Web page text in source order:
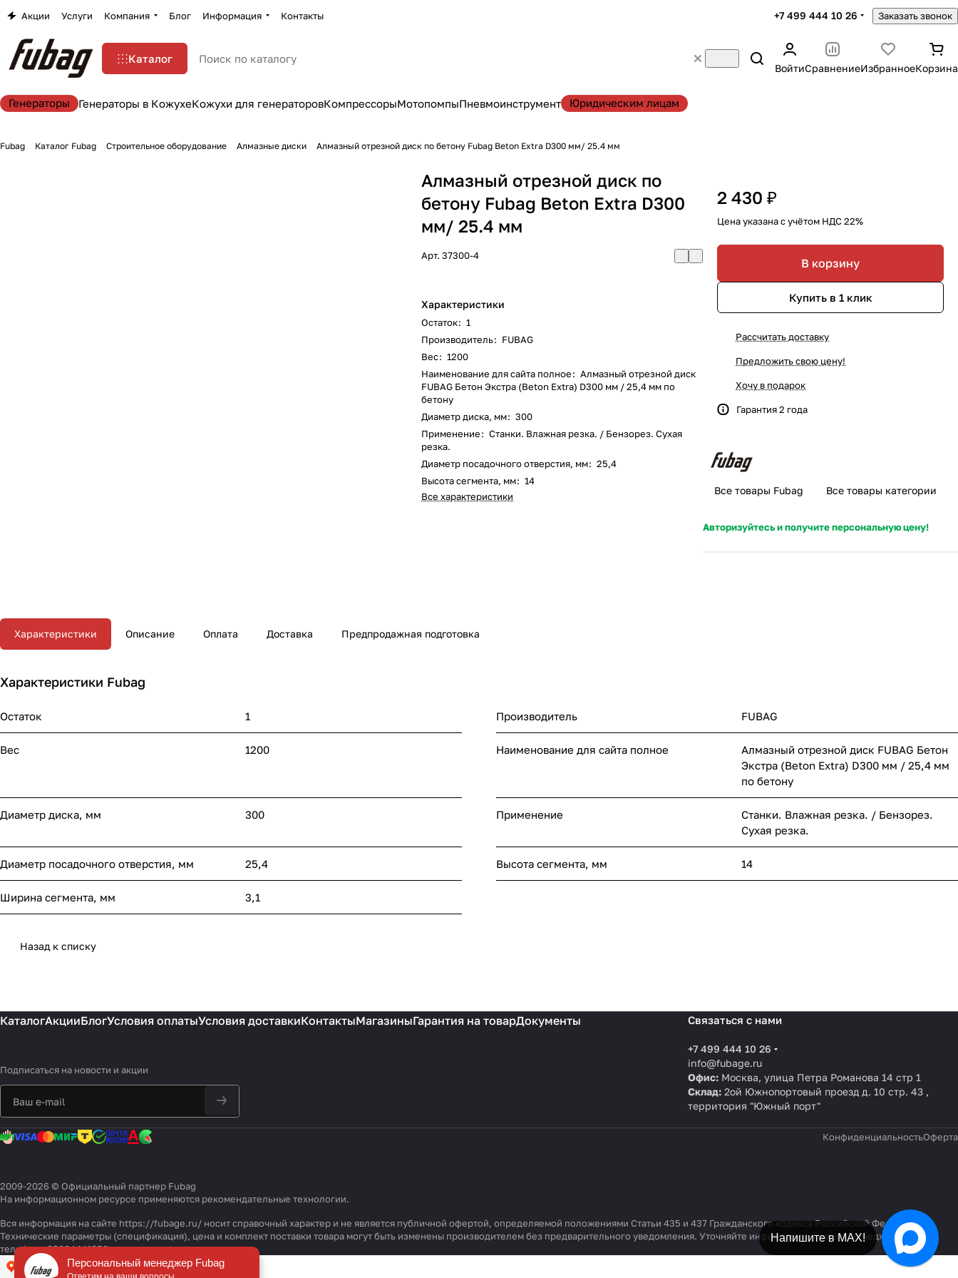
Акции Услуги Компания Блог Информация Контакты +7 499 444 10 26 Заказать звонок
Каталог
ВойтиСравнениеИзбранноеКорзина
Генераторы Генераторы в КожухеКожухи для генераторовКомпрессорыМотопомпыПневмоинструмент Юридическим лицам
Fubag Каталог Fubag Строительное оборудование Алмазные диски Алмазный отрезной диск по бетону Fubag Beton Extra D300 мм/ 25.4 мм
Алмазный отрезной диск по
бетону Fubag Beton Extra D300
мм/ 25.4 мм
Арт.37300-4
Характеристики
Остаток: 1
Производитель: FUBAG
Вес: 1200
Наименование для сайта полное: Алмазный отрезной диск
FUBAG Бетон Экстра (Beton Extra) D300 мм / 25,4 мм по
бетону
Диаметр диска, мм: 300
Применение: Станки. Влажная резка. / Бензорез. Сухая
резка.
Диаметр посадочного отверстия, мм: 25,4
Высота сегмента, мм: 14
Все характеристики
2 430 ₽
Цена указана с учётом НДС 22%
В корзину
Купить в 1 клик
Рассчитать доставку
Предложить свою цену!
Хочу в подарок
Гарантия 2 года
Все товары Fubag Все товары категории
Авторизуйтесь и получите персональную цену!
Характеристики Описание Оплата Доставка Предпродажная подготовка
Характеристики Fubag
Остаток 1 Производитель FUBAG
Вес 1200 Наименование для сайта полное
Алмазный отрезной диск FUBAG Бетон
Экстра (Beton Extra) D300 мм / 25,4 мм
по бетону
Диаметр диска, мм 300 Применение
Станки. Влажная резка. / Бензорез.
Сухая резка.
Диаметр посадочного отверстия, мм 25,4 Высота сегмента, мм 14
Ширина сегмента, мм 3,1
Назад к списку
КаталогАкцииБлогУсловия оплатыУсловия доставкиКонтактыМагазиныГарантия на товарДокументы
Подписаться на новости и акции
Связаться с нами
+7 499 444 10 26
info@fubage.ru
Офис:Москва, улица Петра Романова 14 стр 1
Склад:2ой Южнопортовый проезд д. 10 стр. 43 ,
территория "Южный порт"
КонфиденциальностьОферта
2009-2026 © Официальный партнер Fubag
На информационном ресурсе применяются рекомендательные технологии.
Вся информация на сайте https://fubage.ru/ носит справочный характер и не является публичной офертой, определяемой положениями Статьи 435 и 437 Гражданского кодекса Российской Федерации.
Технические параметры (спецификация), цена и комплект поставки товара могут быть изменены производителем без предварительного уведомления. Уточняйте информацию у наших менеджеров по
телефону 88004441850
Персональный менеджер Fubag
Напишите в МАХ!